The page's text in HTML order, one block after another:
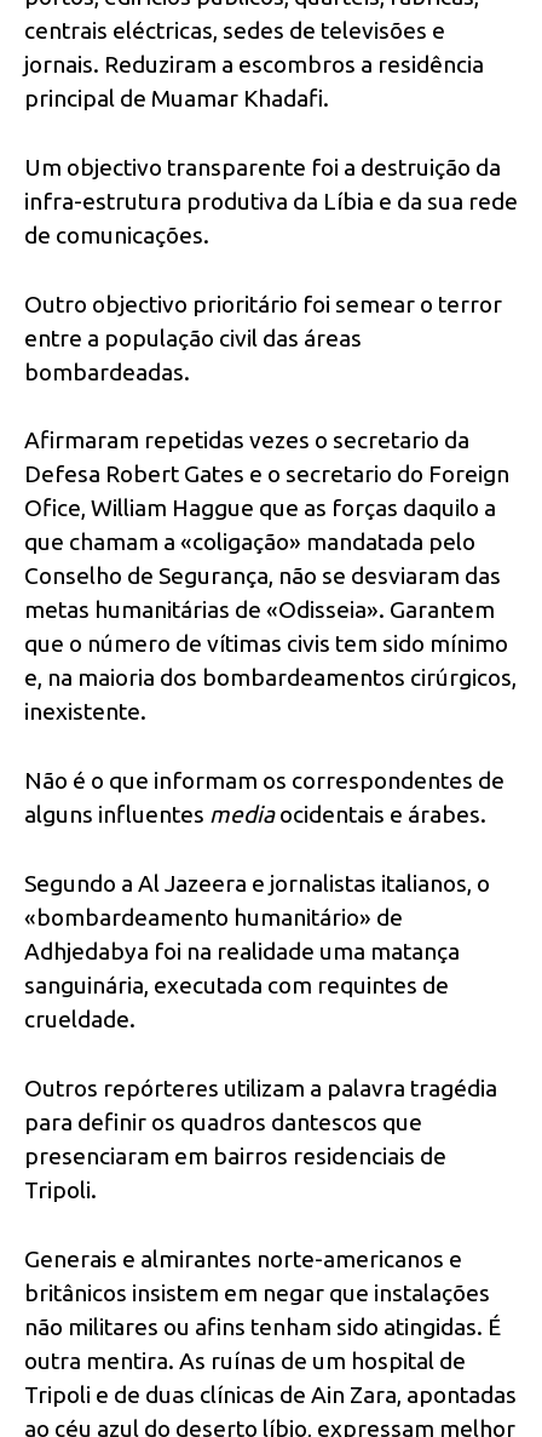
centrais eléctricas, sedes de televisões e
jornais. Reduziram a escombros a residência
principal de Muamar Khadafi.
Um objectivo transparente foi a destruição da
infra-estrutura produtiva da Líbia e da sua rede
de comunicações.
Outro objectivo prioritário foi semear o terror
entre a população civil das áreas
bombardeadas.
Afirmaram repetidas vezes o secretario da
Defesa Robert Gates e o secretario do Foreign
Ofice, William Haggue que as forças daquilo a
que chamam a «coligação» mandatada pelo
Conselho de Segurança, não se desviaram das
metas humanitárias de «Odisseia». Garantem
que o número de vítimas civis tem sido mínimo
e, na maioria dos bombardeamentos cirúrgicos,
inexistente.
Não é o que informam os correspondentes de
alguns influentes mediaocidentais e árabes.
Segundo a Al Jazeera e jornalistas italianos, o
«bombardeamento humanitário» de
Adhjedabya foi na realidade uma matança
sanguinária, executada com requintes de
crueldade.
Outros repórteres utilizam a palavra tragédia
para definir os quadros dantescos que
presenciaram em bairros residenciais de
Tripoli.
Generais e almirantes norte-americanos e
britânicos insistem em negar que instalações
não militares ou afins tenham sido atingidas. É
outra mentira. As ruínas de um hospital de
Tripoli e de duas clínicas de Ain Zara, apontadas
ao céu azul do deserto líbio, expressam melhor